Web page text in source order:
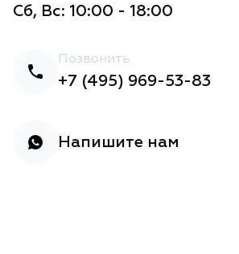
Сб, Вс: 10:00 - 18:00
Позвонить
+7 (495) 969-53-83
Напишите нам